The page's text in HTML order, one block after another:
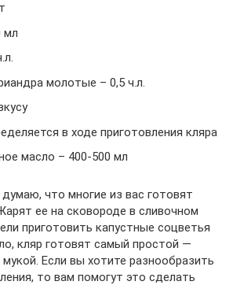
мл
молотые – 0,5 ч.л.
в ходе приготовления кляра
масло – 400-500 мл
что многие из вас готовят
ее на сковороде в сливочном
приготовить капустные соцветья
кляр готовят самый простой —
Если вы хотите разнообразить
то вам помогут это сделать